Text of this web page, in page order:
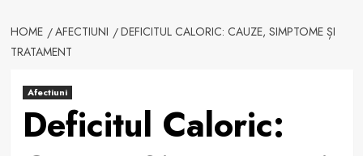
HOME AFECTIUNI
DEFICITUL CALORIC: CAUZE, SIMPTOME ȘI
TRATAMENT
Afectiuni
Deficitul Caloric: